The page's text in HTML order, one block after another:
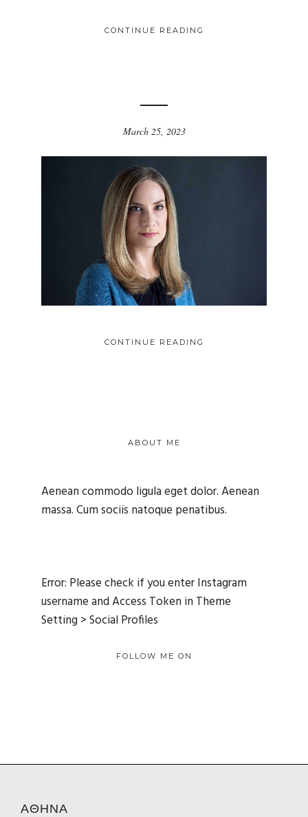
CONTINUE READING
March 25, 2023
CONTINUE READING
ABOUT ME
Aenean commodo ligula eget dolor. Aenean
massa. Cum sociis natoque penatibus.
Error: Please check if you enter Instagram
username and Access Token in Theme
Setting > Social Profiles
FOLLOW ME ON
ΑΘΗΝΑ